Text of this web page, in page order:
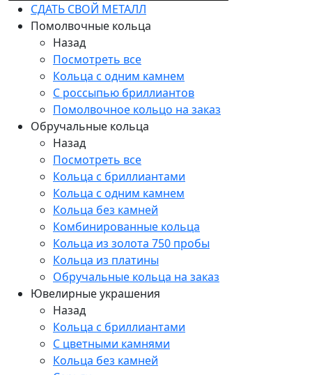
СДАТЬ СВОЙ МЕТАЛЛ
Помолвочные кольца
Назад
Посмотреть все
Кольца с одним камнем
С россыпью бриллиантов
Помолвочное кольцо на заказ
Обручальные кольца
Назад
Посмотреть все
Кольца с бриллиантами
Кольца с одним камнем
Кольца без камней
Комбинированные кольца
Кольца из золота 750 пробы
Кольца из платины
Обручальные кольца на заказ
Ювелирные украшения
Назад
Кольца с бриллиантами
С цветными камнями
Кольца без камней